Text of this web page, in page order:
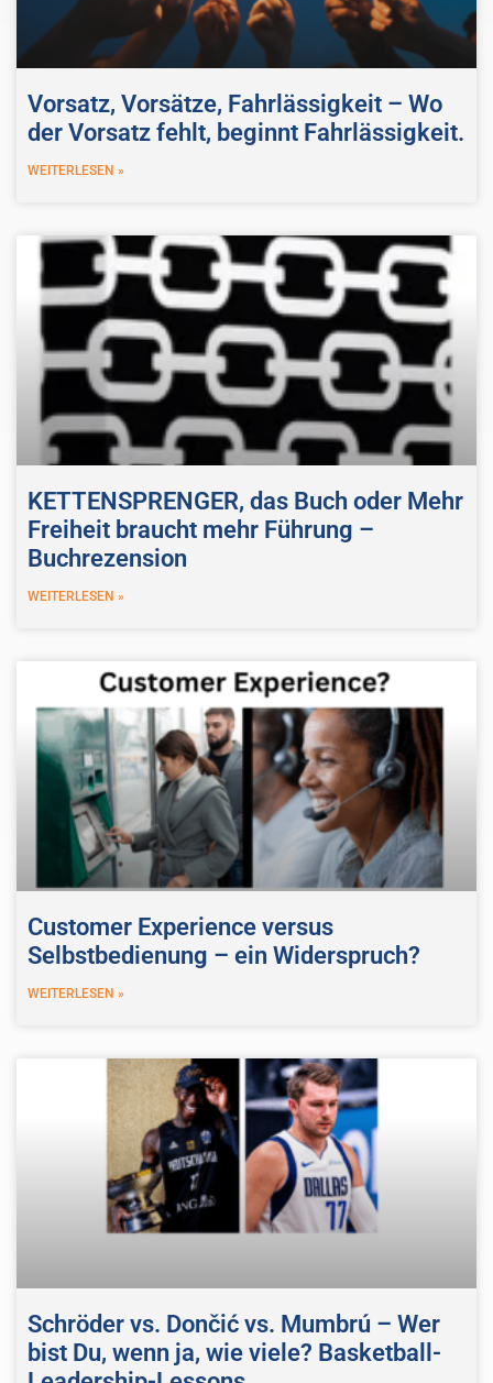
Vorsatz, Vorsätze, Fahrlässigkeit – Wo
der Vorsatz fehlt, beginnt Fahrlässigkeit.
WEITERLESEN »
KETTENSPRENGER, das Buch oder Mehr
Freiheit braucht mehr Führung –
Buchrezension
WEITERLESEN »
Customer Experience versus
Selbstbedienung – ein Widerspruch?
WEITERLESEN »
Schröder vs. Dončić vs. Mumbrú – Wer
bist Du, wenn ja, wie viele? Basketball-